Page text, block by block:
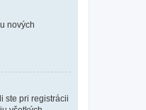
nových
ste pri registrácii